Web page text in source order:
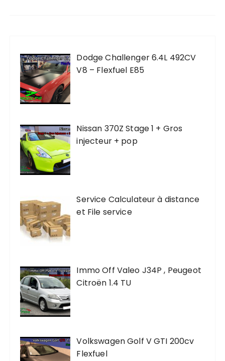
Dodge Challenger 6.4L 492CV
V8 – Flexfuel E85
Nissan 370Z Stage 1 + Gros
injecteur + pop
Service Calculateur à distance
et File service
Immo Off Valeo J34P , Peugeot
Citroën 1.4 TU
Volkswagen Golf V GTI 200cv
Flexfuel